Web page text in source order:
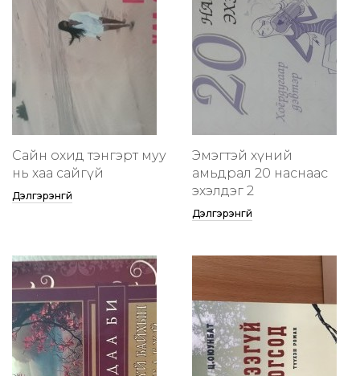
Сайн охид тэнгэрт муу
нь хаа сайгүй
Дэлгэрэнгүй
Эмэгтэй хүний
амьдрал 20 наснаас
эхэлдэг 2
Дэлгэрэнгүй